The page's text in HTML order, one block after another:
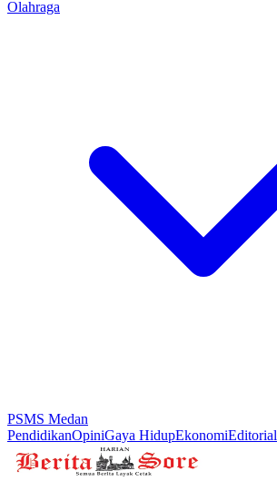
Olahraga
PSMS Medan
PendidikanOpiniGaya HidupEkonomiEditorial